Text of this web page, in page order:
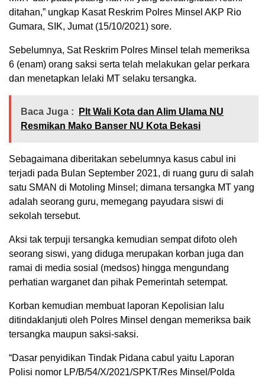
ditahan,” ungkap Kasat Reskrim Polres Minsel AKP Rio
Gumara, SIK, Jumat (15/10/2021) sore.
Sebelumnya, Sat Reskrim Polres Minsel telah memeriksa
6 (enam) orang saksi serta telah melakukan gelar perkara
dan menetapkan lelaki MT selaku tersangka.
Baca Juga :
Plt Wali Kota dan Alim Ulama NU
Resmikan Mako Banser NU Kota Bekasi
Sebagaimana diberitakan sebelumnya kasus cabul ini
terjadi pada Bulan September 2021, di ruang guru di salah
satu SMAN di Motoling Minsel; dimana tersangka MT yang
adalah seorang guru, memegang payudara siswi di
sekolah tersebut.
Aksi tak terpuji tersangka kemudian sempat difoto oleh
seorang siswi, yang diduga merupakan korban juga dan
ramai di media sosial (medsos) hingga mengundang
perhatian warganet dan pihak Pemerintah setempat.
Korban kemudian membuat laporan Kepolisian lalu
ditindaklanjuti oleh Polres Minsel dengan memeriksa baik
tersangka maupun saksi-saksi.
“Dasar penyidikan Tindak Pidana cabul yaitu Laporan
Polisi nomor LP/B/54/X/2021/SPKT/Res Minsel/Polda